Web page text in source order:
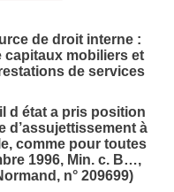
de droit interne :
capitaux mobiliers et
de services
d état a pris position
d’assujettissement à
comme pour toutes
1996, Min. c. B…,
n° 209699)